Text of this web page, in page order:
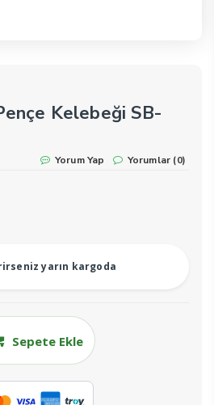
Kelebeği SB-
Yorum Yap Yorumlar (0)
yarın kargoda
Sepete Ekle